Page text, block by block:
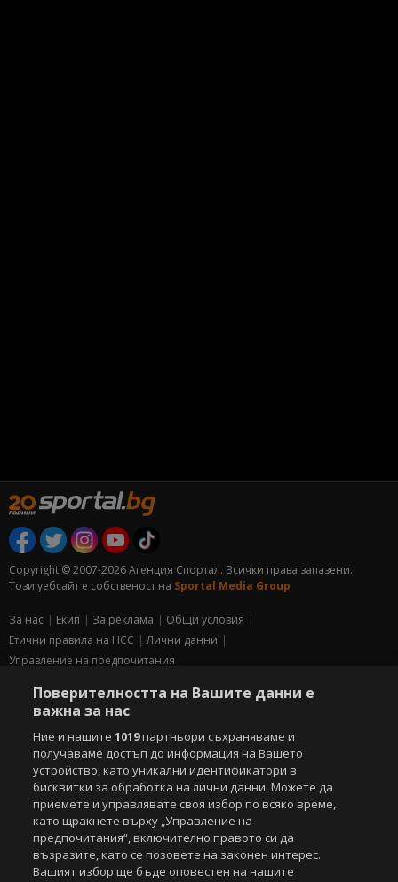
Copyright © 2007-2026 Агенция Спортал. Всички права запазени.
Този уебсайт е собственост на Sportal Media Group
За нас Екип За рекламa
Общи условия
Етични правила на НСС
Лични данни
Управление на предпочитания
Съдържанието на този уеб сайт и технологиите, използвани в него, са
под закрила на Закона за авторското право и сродните му права.
видео материали, публикувани в сайта, са собственост на Агенция
Спортал, освен ако изрично е посочено друго. Допуска се
публикуване на текстови материали само след писмено съгласие на
Агенция Спортал, посочване на източника и добавяне на линк към
www.sportal.bg. Използването на графични и видео материали,
публикувани в сайта, е строго забранено. Нарушителите ще бъдат
санкционирани с цялата строгост на закона.
СвалиБЕЗПЛАТНОТОприложение за:
Поверителността на Вашите данни е
важна за нас
Ние и нашите1019партньори съхраняваме и
получаваме достъп до информация на Вашето
устройство, като уникални идентификатори в
бисквитки за обработка на лични данни. Можете да
приемете и управлявате своя избор по всяко време,
като щракнете върху „Управление на
предпочитания“, включително правото си да
възразите, като се позовете на законен интерес.
Вашият избор ще бъде оповестен на нашите